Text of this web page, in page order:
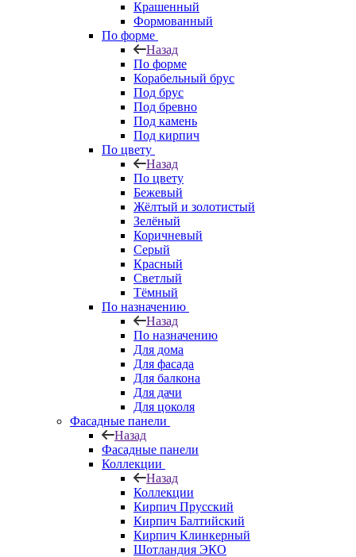
Крашенный
Формованный
По форме
Назад
По форме
Корабельный брус
Под брус
Под бревно
Под камень
Под кирпич
По цвету
Назад
По цвету
Бежевый
Жёлтый и золотистый
Зелёный
Коричневый
Серый
Красный
Светлый
Тёмный
По назначению
Назад
По назначению
Для дома
Для фасада
Для балкона
Для дачи
Для цоколя
Фасадные панели
Назад
Фасадные панели
Коллекции
Назад
Коллекции
Кирпич Прусский
Кирпич Балтийский
Кирпич Клинкерный
Шотландия ЭКО